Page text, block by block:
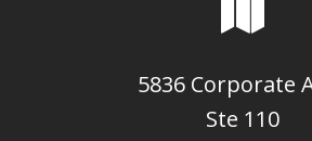
5836 Corporate
Ste 110